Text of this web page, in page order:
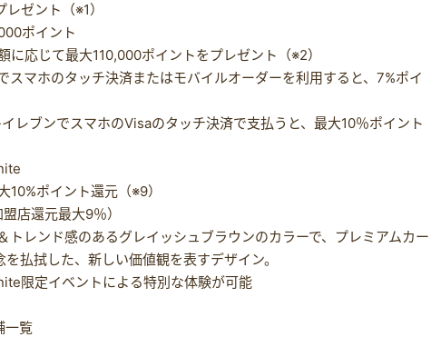
レゼント（※1）
ポイント
に応じて最大110,000ポイントをプレゼント（※2）
マホのタッチ決済またはモバイルオーダーを利用すると、7%ポイ
レブンでスマホのVisaのタッチ決済で支払うと、最大10％ポイント
ポイント還元（※9）
店還元最大9％）
レンド感のあるグレイッシュブラウンのカラーで、プレミアムカー
払拭した、新しい価値観を表すデザイン。
限定イベントによる特別な体験が可能
一覧